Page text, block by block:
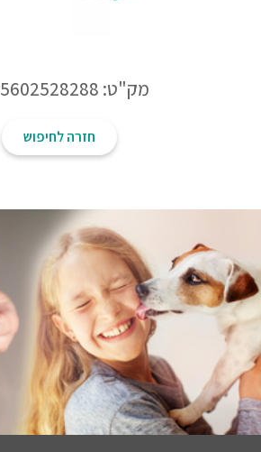
מק"ט: 8595602528288
חזרה לחיפוש